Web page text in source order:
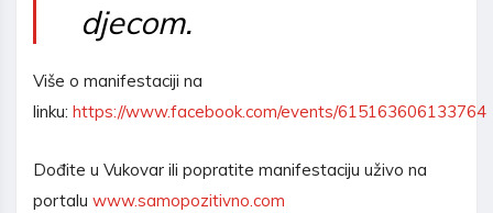
djecom.
Više o manifestaciji na
linku: https://www.facebook.com/events/615163606133764
Dođite u Vukovar ili popratite manifestaciju uživo na
portalu www.samopozitivno.com